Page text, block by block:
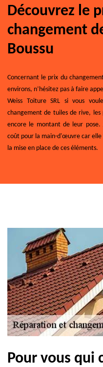
Découvrez le
changement
Boussu
Concernant le prix du
environs, n’hésitez pas à faire
Weiss Toiture SRL si vous
changement de tuiles de rive, les
encore le montant de leur
coût pour la main-d'œuvre car elle
la mise en place de ces éléments.
Pour vous qui